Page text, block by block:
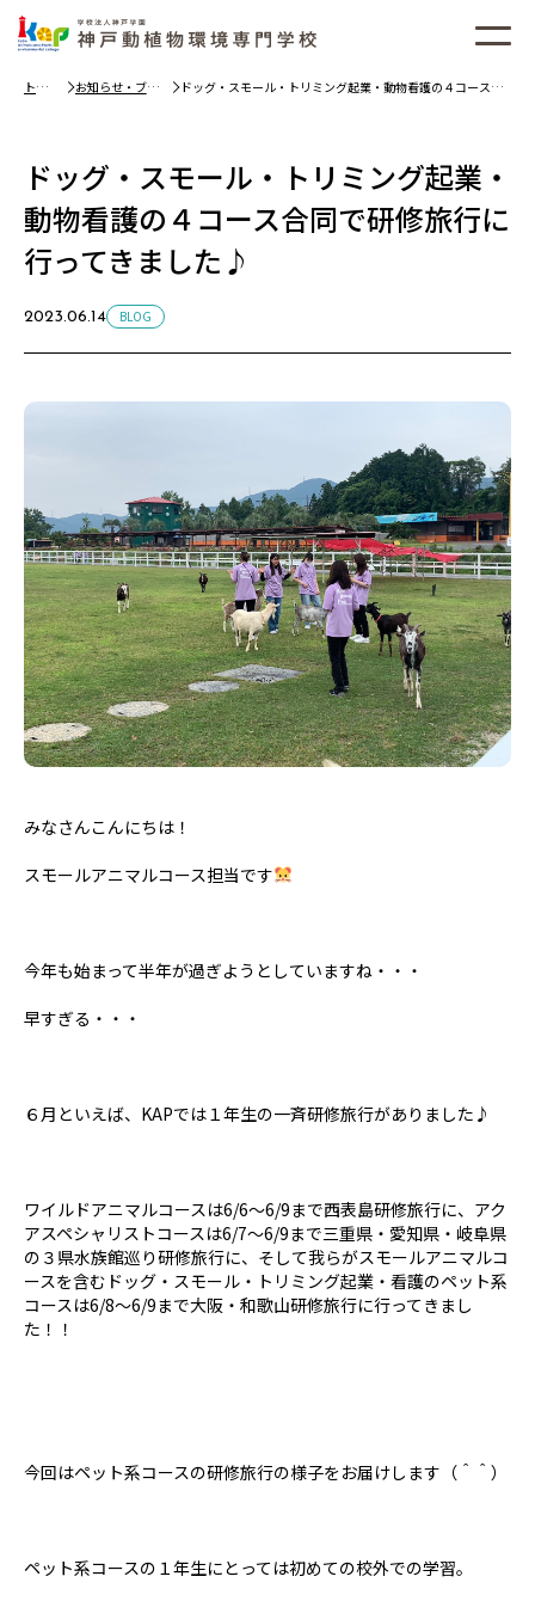
トッ
お知らせ・ブロ
ドッグ・スモール・トリミング起業・動物看護の４コース合
ドッグ・スモール・トリミング起業・
動物看護の４コース合同で研修旅行に
行ってきました♪
2023.06.14 BLOG
みなさんこんにちは！
スモールアニマルコース担当です
今年も始まって半年が過ぎようとしていますね・・・
早すぎる・・・
６月といえば、KAPでは１年生の一斉研修旅行がありました♪
ワイルドアニマルコースは6/6〜6/9まで西表島研修旅行に、アク
アスペシャリストコースは6/7〜6/9まで三重県・愛知県・岐阜県
の３県水族館巡り研修旅行に、そして我らがスモールアニマルコ
ースを含むドッグ・スモール・トリミング起業・看護のペット系
コースは6/8〜6/9まで大阪・和歌山研修旅行に行ってきまし
た！！
今回はペット系コースの研修旅行の様子をお届けします（＾＾）
ペット系コースの１年生にとっては初めての校外での学習。